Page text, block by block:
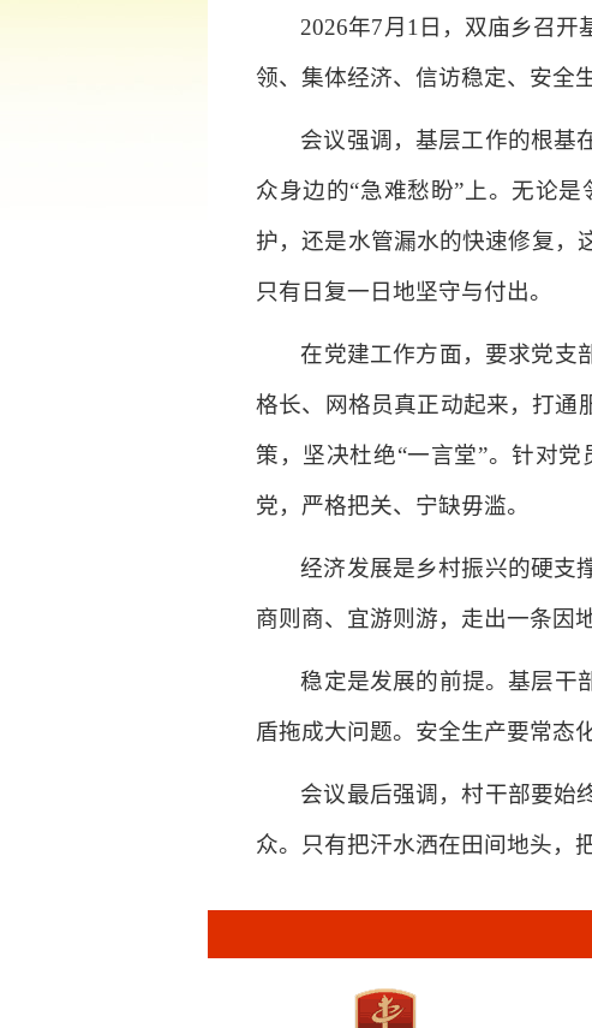
2026年7月1日，双庙乡召开
领、集体经济、信访稳定、安全
会议强调，基层工作的根基
众身边的“急难愁盼”上。无论
护，还是水管漏水的快速修复，
只有日复一日地坚守与付出。
在党建工作方面，要求党支
格长、网格员真正动起来，打通
策，坚决杜绝“一言堂”。针对
党，严格把关、宁缺毋滥。
经济发展是乡村振兴的硬支
商则商、宜游则游，走出一条因
稳定是发展的前提。基层干
盾拖成大问题。安全生产要常态
会议最后强调，村干部要始
众。只有把汗水洒在田间地头，